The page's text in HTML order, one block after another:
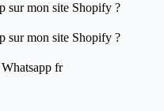
sur mon site Shopify ?
sur mon site Shopify ?
Whatsapp fr